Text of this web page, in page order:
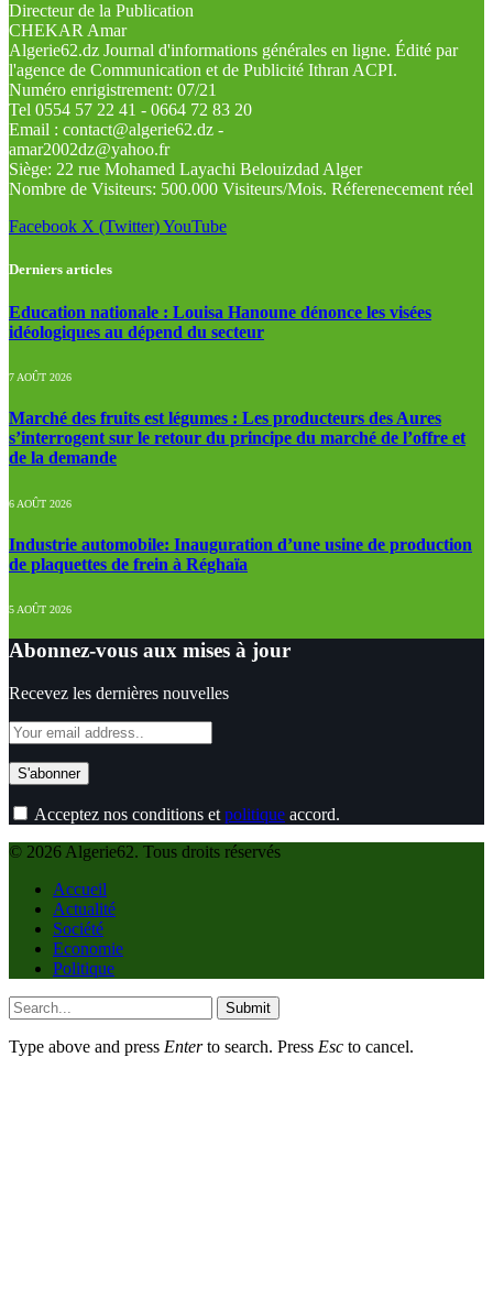
Directeur de la Publication
CHEKAR Amar
Algerie62.dz Journal d'informations générales en ligne. Édité par
l'agence de Communication et de Publicité Ithran ACPI.
Numéro enrigistrement: 07/21
Tel 0554 57 22 41 - 0664 72 83 20
Email : contact@algerie62.dz -
amar2002dz@yahoo.fr
Siège: 22 rue Mohamed Layachi Belouizdad Alger
Nombre de Visiteurs: 500.000 Visiteurs/Mois. Réferenecement réel
Facebook X (Twitter)YouTube
Derniers articles
Education nationale : Louisa Hanoune dénonce les visées
idéologiques au dépend du secteur
7 AOÛT 2026
Marché des fruits est légumes : Les producteurs des Aures
s’interrogent sur le retour du principe du marché de l’offre et
de la demande
6 AOÛT 2026
Industrie automobile: Inauguration d’une usine de production
de plaquettes de frein à Réghaïa
5 AOÛT 2026
Abonnez-vous aux mises à jour
Recevez les dernières nouvelles
Acceptez nos conditions et politique accord.
© 2026 Algerie62. Tous droits réservés
Accueil
Actualité
Société
Economie
Politique
Submit
Type above and press Enterto search. Press Esc to cancel.